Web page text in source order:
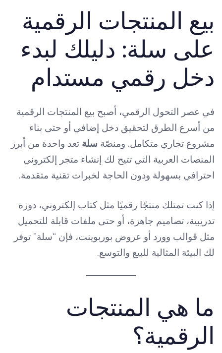
بيع المنتجات الرقمية
على سلة: دليلك لبدء
دخل رقمي مستدام
في عصر التحول الرقمي، أصبح بيع المنتجات الرقمية
من أسرع الطرق لتحقيق دخل إضافي أو حتى بناء
مشروع تجاري متكامل. ومنصّة سلة تعد واحدة من أبرز
المنصات العربية التي تتيح لك إنشاء متجر إلكتروني
احترافي بسهولة ودون الحاجة لخبرات تقنية متقدمة.
إذا كنت تمتلك منتجًا رقميًا مثل كتاب إلكتروني، دورة
تدريبية، تصاميم جاهزة، أو حتى ملفات قابلة للتحميل
مثل قوالب وورد أو عروض بوربوينت، فإن “سلة” توفر
لك البيئة المثالية للبيع والتوسع.
ما هي المنتجات
الرقمية؟